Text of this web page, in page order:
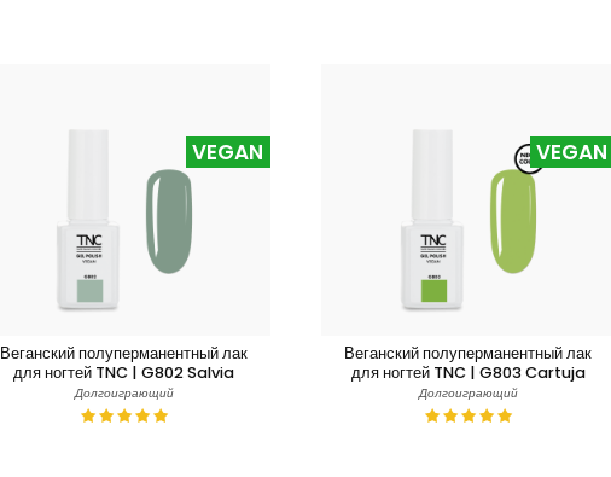
Веганский полуперманентный лак
для ногтей TNC | G802 Salvia
Долгоиграющий
VEGAN
Веганский полуперманентный лак
для ногтей TNC | G803 Cartuja
Долгоиграющий
VEGAN